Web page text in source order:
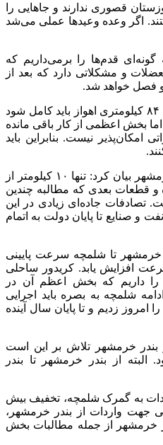
قصوری ندارند و جاهایی را
اگر وعده وعیدها عملی می‌شد
قدم‌ها را برمی‌داریم که
و مشکلاتی دارد که بعد از
فصل خواهد شد.
صادق عنوان کرد: رینگ کمربندی ۸۴ کیلومتری اهواز باید کامل شود
بخش اعظمی از کار باقی مانده
امکان‌پذیر نیست. بنابراین باید
وی با اشاره به بازدید از شهر خرمشهر بیان کرد: تنها ۱۰ کیلومتر از
و قطعات بعدی که مطالبه چندین
تصادفات جاده‌ای زیادی در این
و صنایع تا پایان دولت به اتمام
خرمشهر تا شلمچه سرعت پایینی
افزایش یابد. کریدور ساحلی
را داریم که بخش اعظم آن در
شلمچه به بصره باید اجرایی
امروز زدیم و تا پایان سال آینده
خرمشهر تلاش بر این است
البته از بندر خرمشهر تا بندر
به گمرک شلمچه، تخفیف بیش
جهت واردات از بندر خرمشهر،
خرمشهر از جمله مطالبات بخش